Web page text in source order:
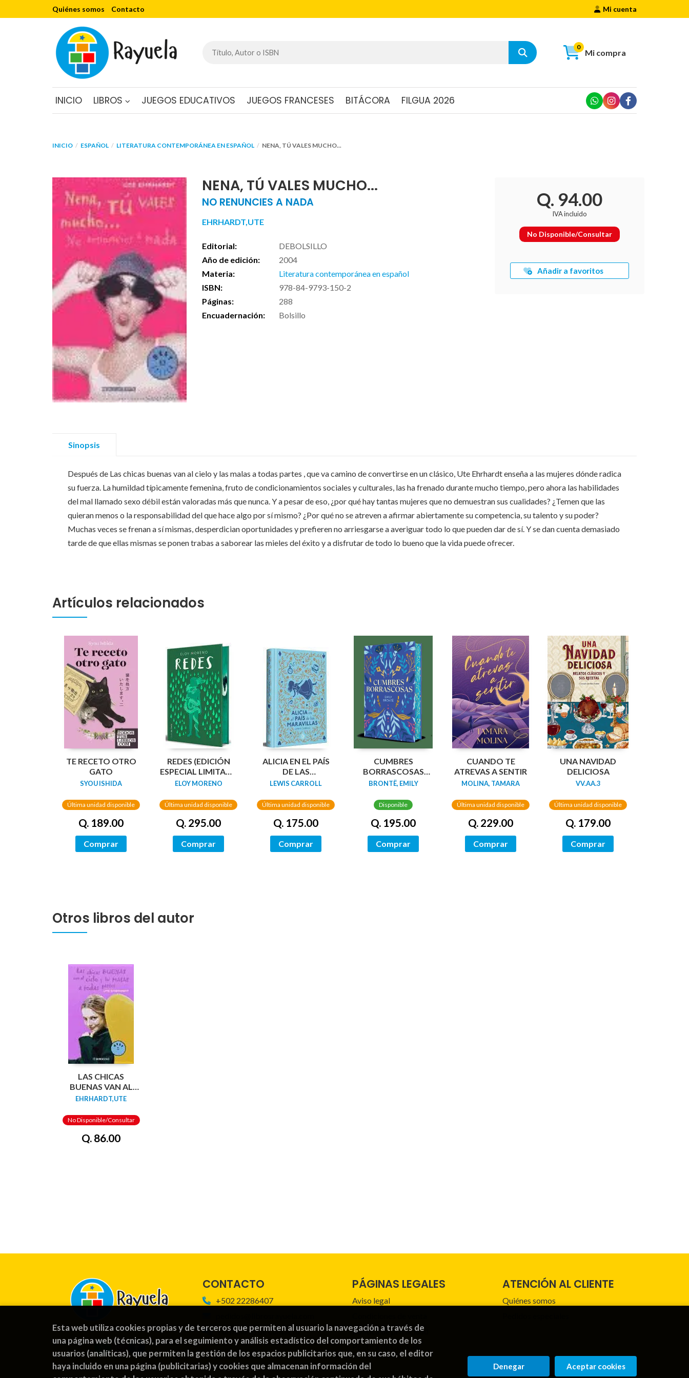
Quiénes somos Contacto Mi cuenta
Mi compra
0
INICIO LIBROS JUEGOS EDUCATIVOS JUEGOS FRANCESES BITÁCORA FILGUA 2026
INICIO ESPAÑOL LITERATURA CONTEMPORÁNEA EN ESPAÑOL NENA, TÚ VALES MUCHO...
NENA, TÚ VALES MUCHO...
NO RENUNCIES A NADA
EHRHARDT,UTE
Editorial:
DEBOLSILLO
Año de edición:
2004
Materia:
Literatura contemporánea en español
ISBN:
978-84-9793-150-2
Páginas:
288
Encuadernación:
Bolsillo
Q. 94.00
IVA incluido
No Disponible/Consultar
Añadir a favoritos
Sinopsis
Después de Las chicas buenas van al cielo y las malas a todas partes , que va camino de convertirse en un clásico, Ute Ehrhardt enseña a las mujeres dónde radica
su fuerza. La humildad típicamente femenina, fruto de condicionamientos sociales y culturales, las ha frenado durante mucho tiempo, pero ahora las habilidades
del mal llamado sexo débil están valoradas más que nunca. Y a pesar de eso, ¿por qué hay tantas mujeres que no demuestran sus cualidades? ¿Temen que las
quieran menos o la responsabilidad del que hace algo por sí mismo? ¿Por qué no se atreven a afirmar abiertamente su competencia, su talento y su poder?
Muchas veces se frenan a sí mismas, desperdician oportunidades y prefieren no arriesgarse a averiguar todo lo que pueden dar de sí. Y se dan cuenta demasiado
tarde de que ellas mismas se ponen trabas a saborear las mieles del éxito y a disfrutar de todo lo bueno que la vida puede ofrecer.
Artículos relacionados
TE RECETO OTRO
GATO
SYOU ISHIDA
Última unidad disponible
Q. 189.00
Comprar
REDES (EDICIÓN
ESPECIAL LIMITADA
GUARDAS
NETWORKS
ELOY MORENO
Última unidad disponible
Q. 295.00
Comprar
ALICIA EN EL PAÍS
DE LAS
MARAVILLAS
CON CANTOS
PINTADOS)
LEWIS CARROLL
Última unidad disponible
Q. 175.00
Comprar
CUMBRES
BORRASCOSAS
(EDICION LIMITADA
TINTADOS)
BRONTË, EMILY
Disponible
Q. 195.00
Comprar
CUANDO TE
ATREVAS A SENTIR
MOLINA, TAMARA
Última unidad disponible
Q. 229.00
Comprar
UNA NAVIDAD
DELICIOSA
VV.AA.3
Última unidad disponible
Q. 179.00
Comprar
Otros libros del autor
LAS CHICAS
BUENAS VAN AL
CIELO Y LAS MALAS
EHRHARDT,UTE
No Disponible/Consultar
Q. 86.00
CONTACTO
+502 22286407
Formulario de contacto
PÁGINAS LEGALES
Aviso legal
Política de privacidad
Política de Cookies
ATENCIÓN AL CLIENTE
Quiénes somos
Esta web utiliza cookies propias y de terceros que permiten al usuario la navegación a través de
una página web (técnicas), para el seguimiento y análisis estadístico del comportamiento de los
usuarios (analíticas), que permiten la gestión de los espacios publicitarios que, en su caso, el editor
haya incluido en una página (publicitarias) y cookies que almacenan información del
Denegar Aceptar cookies